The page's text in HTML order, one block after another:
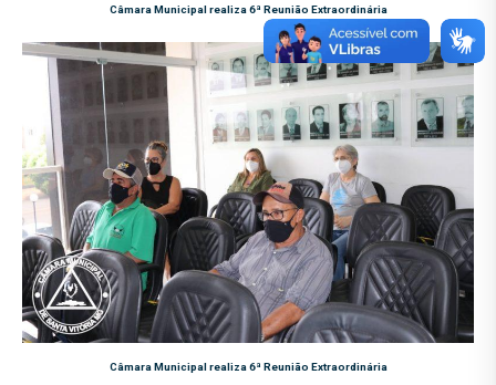
Câmara Municipal realiza 6ª Reunião Extraordinária
Câmara Municipal realiza 6ª Reunião Extraordinária